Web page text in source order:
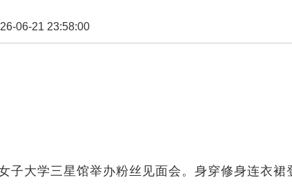
06-21 23:58:00
子大学三星馆举办粉丝见面会。身穿修身连衣裙